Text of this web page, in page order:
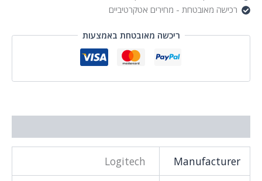
רכישה מאובטחת - מחירים אטקרטיביים
ריכשה מאובטחת באמצעות
Manufacturer
Logitech